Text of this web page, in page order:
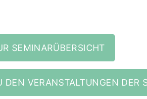
SEMINARÜBERSICHT
DEN VERANSTALTUNGEN DER